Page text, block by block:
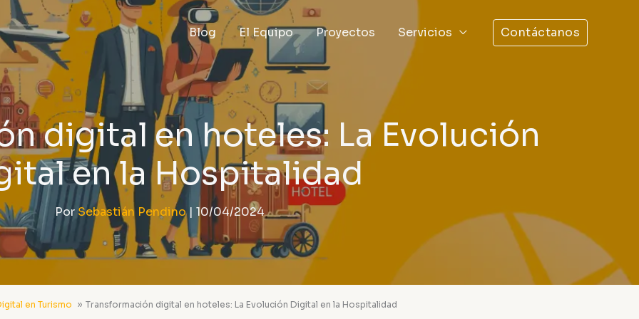
Blog El Equipo Proyectos Servicios Contáctanos
digital en hoteles: La Evolución
en la Hospitalidad
PorSebastián Pendino| 10/04/2024
en Turismo Transformación digital en hoteles: La Evolución Digital en la Hospitalidad